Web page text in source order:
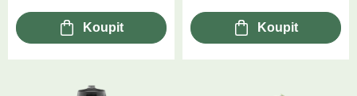
Koupit Koupit